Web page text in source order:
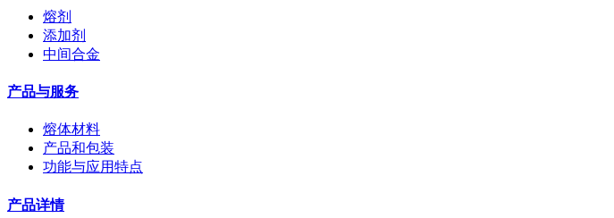
熔剂
添加剂
中间合金
产品与服务
熔体材料
产品和包装
功能与应用特点
产品详情